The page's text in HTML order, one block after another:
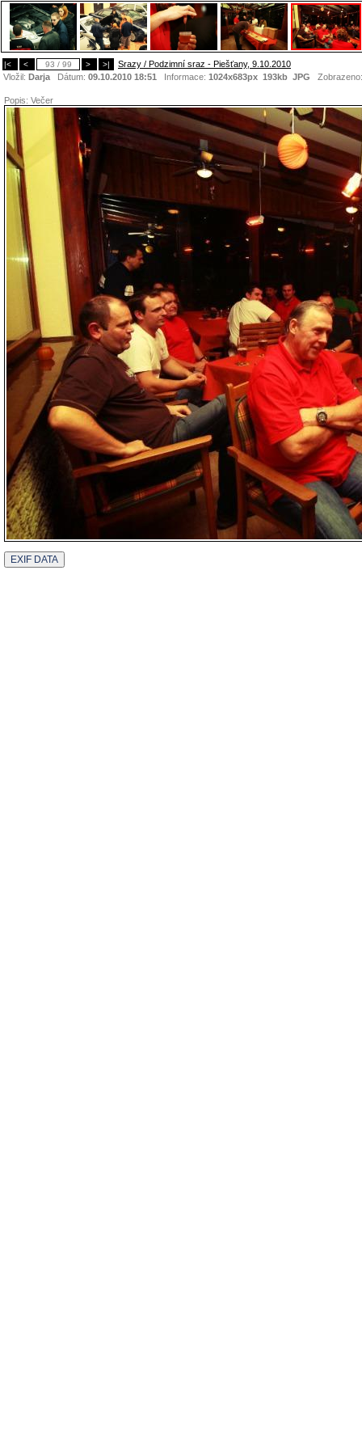
|< < 93 / 99 > >|
Srazy / Podzimní sraz - Piešťany, 9.10.2010
Vložil: Darja Dátum: 09.10.2010 18:51 Informace: 1024x683px 193kb JPG
Popis: Večer